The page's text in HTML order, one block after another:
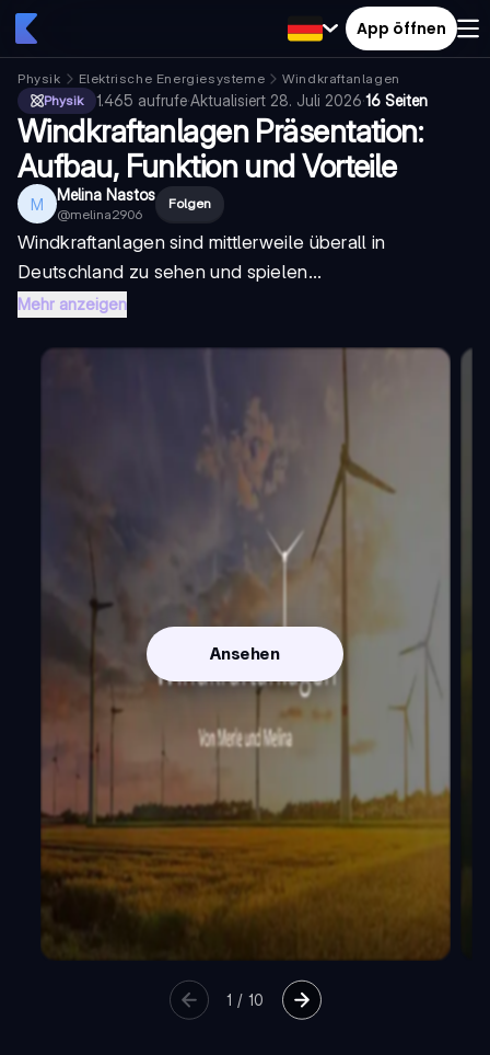
App öffnen
Physik Elektrische Energiesysteme
Windkraftanlagen
Physik
1.465 aufrufe·Aktualisiert 28. Juli 2026·16 Seiten
Windkraftanlagen Präsentation:
Aufbau, Funktion und Vorteile
M Melina Nastos
@melina2906
Folgen
Windkraftanlagen sind mittlerweile überall in
Deutschland zu sehen und spielen...
Mehr anzeigen
Ansehen
1 / 10